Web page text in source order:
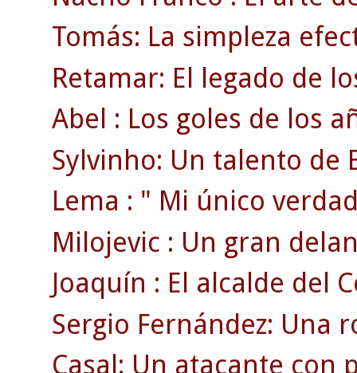
Tomás: La simpleza
Retamar: El legado de
Abel : Los goles de los
Sylvinho: Un talento de
Lema : " Mi único
Milojevic : Un gran
Joaquín : El alcalde del
Sergio Fernández: Una
Casal: Un atacante con